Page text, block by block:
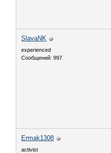
SlavaNK
experienced
Сообщений: 997
Ermak1308
activist